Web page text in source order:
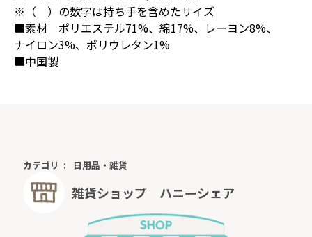
※（ ）の数字は持ち手を含めたサイズ
■素材 ポリエステル71%、綿17%、レーヨン8%、
ナイロン3%、ポリウレタン1%
■中国製
カテゴリ 日用品・雑貨
雑貨ショップ ハニーシェア